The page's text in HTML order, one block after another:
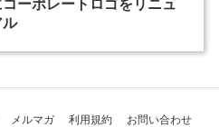
ーポレートロゴをリニュ
ル
メルマガ 利用規約 お問い合わせ